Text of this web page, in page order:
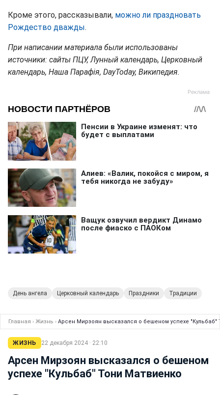
Кроме этого, рассказывали, можно ли праздновать
Рождество дважды.
При написании материала были использованы
источники: сайты ПЦУ, Лунный календарь, Церковный
календарь, Наша Парафія, DayToday, Википедия.
День ангела Церковный календарь Праздники Традиции
Главная › Жизнь › Арсен Мирзоян высказался о бешеном успехе "Кульбаб"
ЖИЗНЬ 22 декабря 2024 · 22:10
Арсен Мирзоян высказался о бешеном
успехе "Кульбаб" Тони Матвиенко